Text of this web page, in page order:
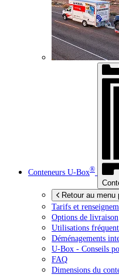
Conteneurs U-Box®
Retour au menu
Tarifs et
Options de livraison
Utilisations
Déménagements
U-Box - Conseils
FAQ
Dimensions du